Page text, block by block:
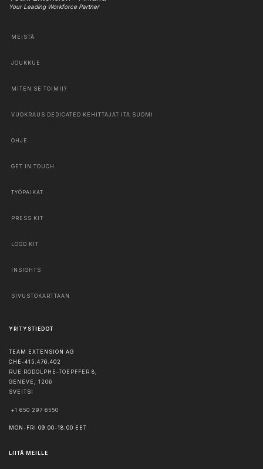
Your Leading Workforce Partner
MEISTÄ
JOUKKUE
MITEN SE TOIMII?
VUOKRAUS DEDICATED KEHITTÄJÄT ITÄ SUOMI
OHJE
GET IN TOUCH
TYÖPAIKAT
PRESS KIT
LOGO KIT
INSIGHTS
SIVUSTOKARTTAAN
YRITYSTIEDOT
TEAM EXTENSION AG
CHE-415.476.402
RUE RODOLPHE-TOEPFFER 8,
GENEVE , 1206
SVEITSI
+1 650 297 6550
MON-FRI 09:00-18:00 EET
LIITÄ MEILLE